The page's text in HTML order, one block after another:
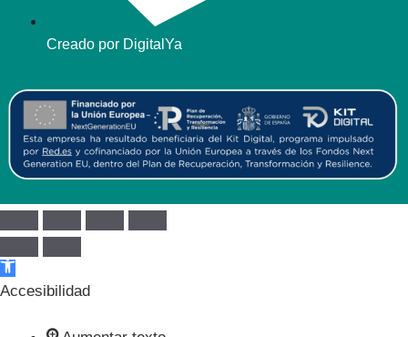
Creado por DigitalYa
Abrir barra de herramientas
Accesibilidad